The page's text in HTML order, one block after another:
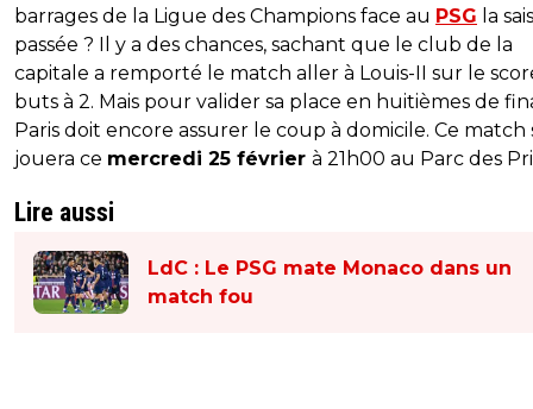
barrages de la Ligue des Champions face au PSG la
passée ? Il y a des chances, sachant que le club de la
capitale a remporté le match aller à Louis-II sur le
buts à 2. Mais pour valider sa place en huitièmes de
Paris doit encore assurer le coup à domicile. Ce match
jouera ce mercredi 25 février à 21h00 au Parc des
Lire aussi
LdC : Le PSG mate Monaco dans un
match fou